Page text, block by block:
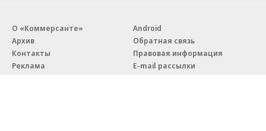
О «Коммерсанте»
Архив
Контакты
Реклама
Android
Обратная связь
Правовая информация
E-mail рассылки